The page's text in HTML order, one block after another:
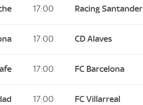
17:00 Racing Santander
17:00 CD Alaves
17:00 FC Barcelona
17:00 FC Villarreal